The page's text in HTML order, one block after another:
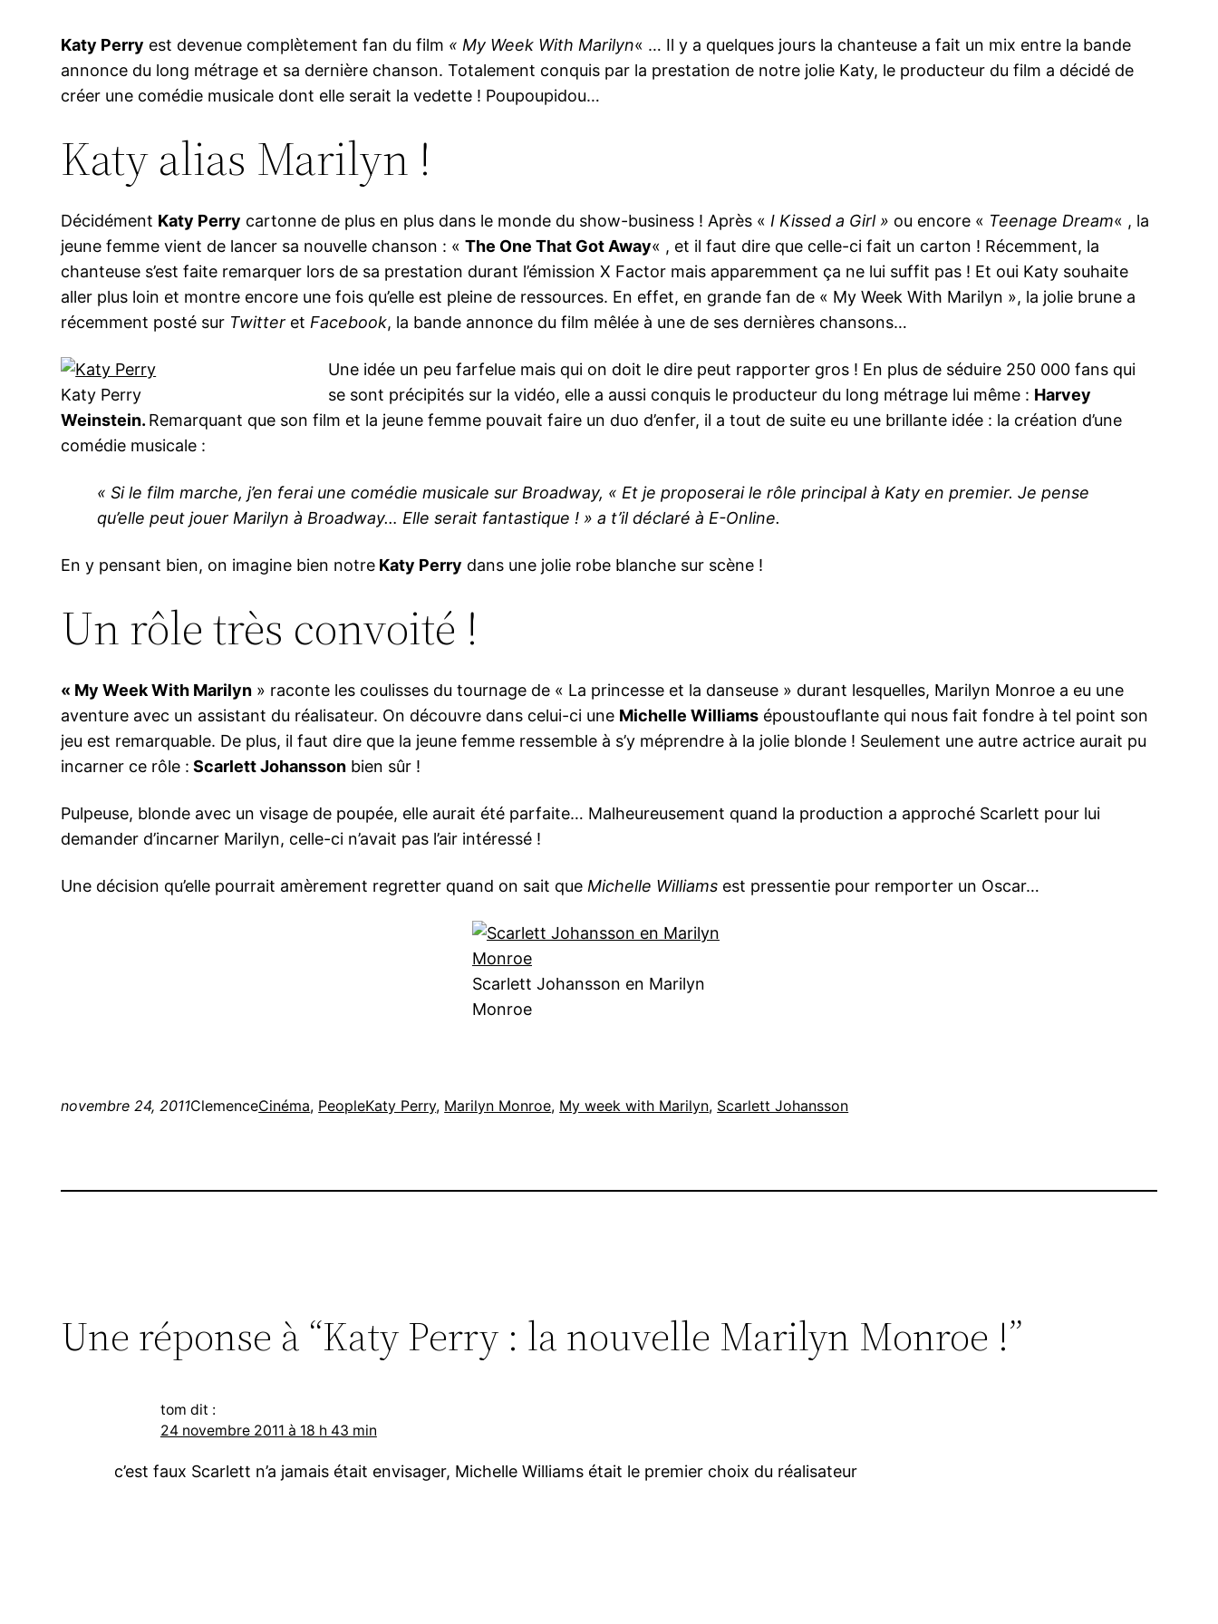
Katy Perry est devenue complètement fan du film « My Week With Marilyn« … Il y a quelques jours la chanteuse a fait un mix entre la bande
annonce du long métrage et sa dernière chanson. Totalement conquis par la prestation de notre jolie Katy, le producteur du film a décidé de
créer une comédie musicale dont elle serait la vedette ! Poupoupidou…
Katy alias Marilyn !
Décidément Katy Perry cartonne de plus en plus dans le monde du show-business ! Après « I Kissed a Girl » ou encore « Teenage Dream« , la
jeune femme vient de lancer sa nouvelle chanson : «The One That Got Away« , et il faut dire que celle-ci fait un carton ! Récemment, la
chanteuse s’est faite remarquer lors de sa prestation durant l’émission X Factor mais apparemment ça ne lui suffit pas ! Et oui Katy souhaite
aller plus loin et montre encore une fois qu’elle est pleine de ressources. En effet, en grande fan de « My Week With Marilyn », la jolie brune a
récemment posté sur Twitter et Facebook, la bande annonce du film mêlée à une de ses dernières chansons…
Katy Perry
Une idée un peu farfelue mais qui on doit le dire peut rapporter gros ! En plus de séduire 250 000 fans qui
se sont précipités sur la vidéo, elle a aussi conquis le producteur du long métrage lui même : Harvey
Weinstein. Remarquant que son film et la jeune femme pouvait faire un duo d’enfer, il a tout de suite eu une brillante idée : la création d’une
comédie musicale :
« Si le film marche, j’en ferai une comédie musicale sur Broadway, « Et je proposerai le rôle principal à Katy en premier. Je pense
qu’elle peut jouer Marilyn à Broadway… Elle serait fantastique ! » a t’il déclaré à E-Online.
En y pensant bien, on imagine bien notre Katy Perry dans une jolie robe blanche sur scène !
Un rôle très convoité !
« My Week With Marilyn » raconte les coulisses du tournage de « La princesse et la danseuse » durant lesquelles, Marilyn Monroe a eu une
aventure avec un assistant du réalisateur. On découvre dans celui-ci une Michelle Williams époustouflante qui nous fait fondre à tel point son
jeu est remarquable. De plus, il faut dire que la jeune femme ressemble à s’y méprendre à la jolie blonde ! Seulement une autre actrice aurait pu
incarner ce rôle : Scarlett Johansson bien sûr !
Pulpeuse, blonde avec un visage de poupée, elle aurait été parfaite… Malheureusement quand la production a approché Scarlett pour lui
demander d’incarner Marilyn, celle-ci n’avait pas l’air intéressé !
Une décision qu’elle pourrait amèrement regretter quand on sait que Michelle Williams est pressentie pour remporter un Oscar…
Scarlett Johansson en Marilyn
Monroe
novembre 24, 2011ClemenceCinéma, PeopleKaty Perry, Marilyn Monroe, My week with Marilyn, Scarlett Johansson
Une réponse à “Katy Perry : la nouvelle Marilyn Monroe !”
tom dit :
24 novembre 2011 à 18 h 43 min
c’est faux Scarlett n’a jamais était envisager, Michelle Williams était le premier choix du réalisateur